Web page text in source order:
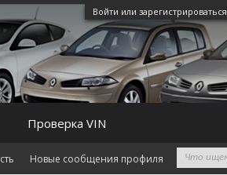
Войти или зарегистрироваться
Новые сообщения профиля
Проверка VIN